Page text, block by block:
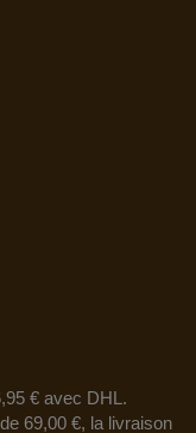
€ avec DHL.
69,00 €, la livraison